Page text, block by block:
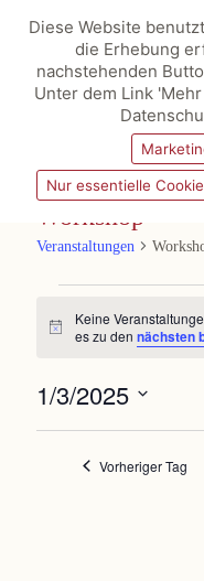
Workshop
Veranstaltungen
Veranstaltungen
03.01.2025
Hinweis
Keine
es zu dennächsten
1/3/2025
wählen.
Vorheriger Tag
Diese Website
die Erhebung
nachstehenden
Unter dem Link
Nur essentielle